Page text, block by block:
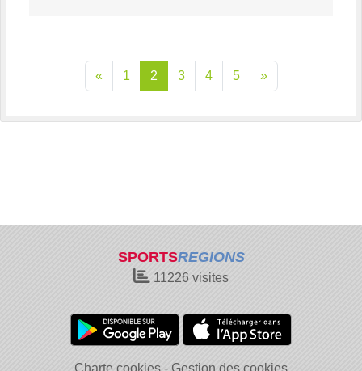
« 1 2 3 4 5 »
SPORTSREGIONS
11226 visites
Charte cookies Gestion des cookies